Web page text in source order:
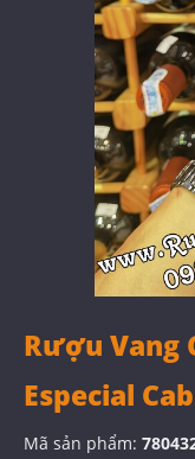
Rượu Vang
Especial
Mã sản phẩm: